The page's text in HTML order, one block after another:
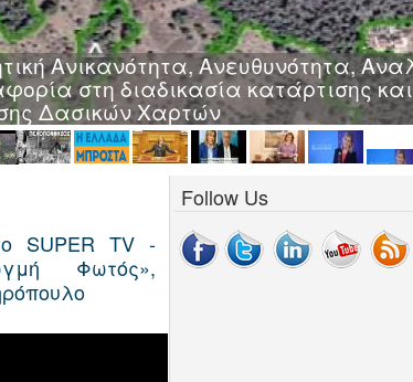
Ανικανότητα, Ανευθυνότητα,
στη διαδικασία κατάρτισης και
Δασικών Χαρτών
SUPER TV -
Φωτός»,
Follow Us